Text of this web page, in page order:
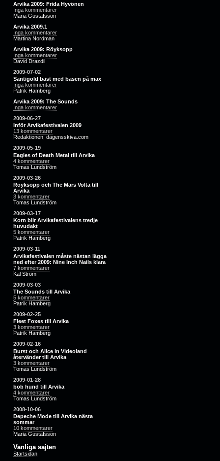
Arvika 2009: Frida Hyvönen
Inga kommentarer
Maria Gustafsson
Arvika 2009.1
Inga kommentarer
Martina Nordman
Arvika 2009: Röyksopp
Inga kommentarer
David Drazdil
2009-07-02
Santigold bäst med basen på max
Inga kommentarer
Patrik Hamberg
Arvika 2009: The Sounds
Inga kommentarer
2009-06-27
Inför Arvikafestivalen 2009
13 kommentarer
Redaktionen, dagensskiva.com
2009-05-19
Eagles of Death Metal till Arvika
4 kommentarer
Tomas Lundström
2009-03-26
Röyksopp och The Mars Volta till
Arvika
3 kommentarer
Tomas Lundström
2009-03-17
Korn blir Arvikafestivalens tredje
huvudakt
5 kommentarer
Patrik Hamberg
2009-03-11
Arvikafestivalen måste nästan lägga
ned efter 2009: Nine Inch Nails klara
7 kommentarer
Kal Ström
2009-03-03
The Sounds till Arvika
5 kommentarer
Patrik Hamberg
2009-02-25
Fleet Foxes till Arvika
3 kommentarer
Patrik Hamberg
2009-02-16
Burst och Alice in Videoland
återvänder till Arvika
3 kommentarer
Tomas Lundström
2009-01-28
bob hund till Arvika
4 kommentarer
Tomas Lundström
2008-10-06
Depeche Mode till Arvika nästa
sommar
10 kommentarer
Maria Gustafsson
Vanliga sajten
Startsidan